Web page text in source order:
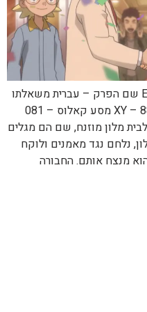
שם הפרק – English Rotom's Wish שם הפרק – עברית משאלתו
של רוטום שם עונה ומספר פרק XY – 884 מסע קאלוס – 081
מלון מוזנח, שם הם מגלים
נלחם נגד מאמנים ולוקח
מנצח אותם. החבורה